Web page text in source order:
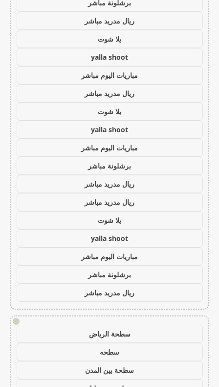
برشلونة مباشر
ريال مدريد مباشر
يلا شوت
yalla shoot
مباريات اليوم مباشر
ريال مدريد مباشر
يلا شوت
yalla shoot
مباريات اليوم مباشر
برشلونة مباشر
ريال مدريد مباشر
ريال مدريد مباشر
يلا شوت
yalla shoot
مباريات اليوم مباشر
برشلونة مباشر
ريال مدريد مباشر
!
سطحة الرياض
سطحه
سطحة بين المدن